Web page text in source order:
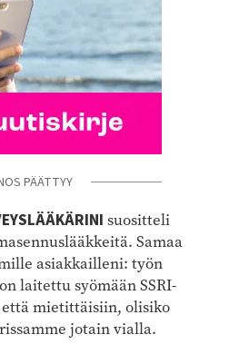
PÄÄTTYY
suositteli
Samaa
asiakkailleni: työn
laitettu syömään SSRI-
mietittäisiin, olisiko
jotain vialla.